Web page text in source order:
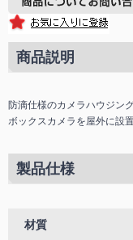
商品説明
防滴仕様のカメラハウジング
ボックスカメラを屋外に設
製品仕様
材質